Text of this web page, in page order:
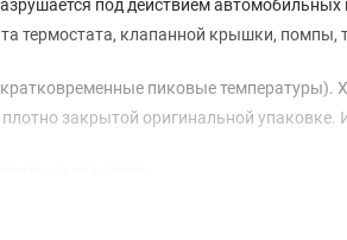
под действием
термостата, клапанной крышки, помпы,
пиковые температуры).
закрытой оригинальной упаковке.